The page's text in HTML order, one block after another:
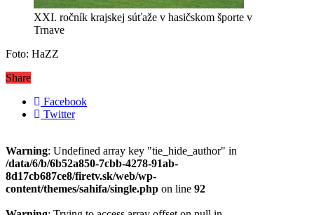
XXI. ročník krajskej súťaže v hasičskom športe v
Trnave
Foto: HaZZ
Share
Facebook
Twitter
Warning: Undefined array key "tie_hide_author" in
/data/6/b/6b52a850-7cbb-4278-91ab-
8d17cb687ce8/firetv.sk/web/wp-
content/themes/sahifa/single.php on line 92